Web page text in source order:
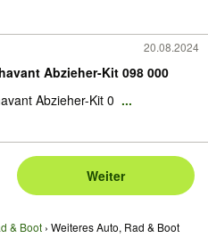
20.08.2024
Abzieher-Kit 098 000
Abzieher-Kit 0 ...
Weiter
& Boot Weiteres Auto, Rad & Boot